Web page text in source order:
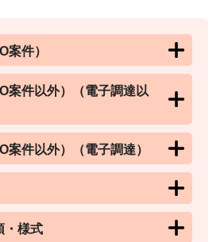
案件）
案件以外）（電子調達以
案件以外）（電子調達）
・様式